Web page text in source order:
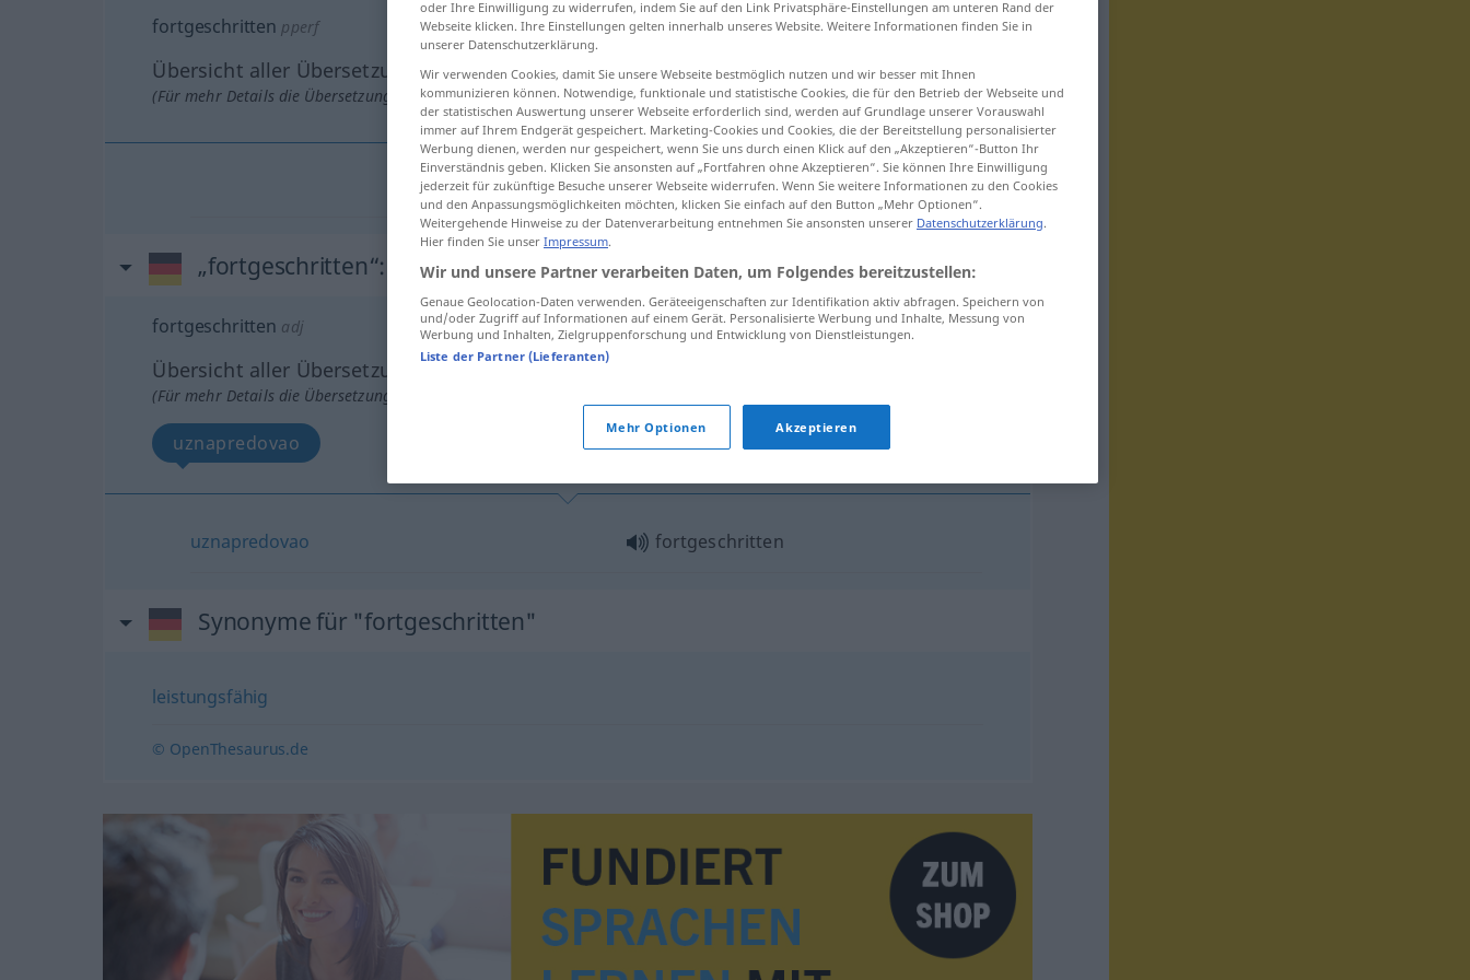
fortgeschritten pperf
Übersicht aller Übersetzungen
(Für mehr Details die Übersetzung anklicken/antippen)
fortgeschritten → siehe „fortschreiten“
„fortgeschritten“: Adjektiv
fortgeschritten adj
Übersicht aller Übersetzungen
(Für mehr Details die Übersetzung anklicken/antippen)
uznapredovao
uznapredovao fortgeschritten
Synonyme für "fortgeschritten"
leistungsfähig
© OpenThesaurus.de
oder Ihre Einwilligung zu widerrufen, indem Sie auf den Link Privatsphäre-Einstellungen am unteren Rand der
Webseite klicken. Ihre Einstellungen gelten innerhalb unseres Website. Weitere Informationen finden Sie in
unserer Datenschutzerklärung.
Wir verwenden Cookies, damit Sie unsere Webseite bestmöglich nutzen und wir besser mit Ihnen
kommunizieren können. Notwendige, funktionale und statistische Cookies, die für den Betrieb der Webseite und
der statistischen Auswertung unserer Webseite erforderlich sind, werden auf Grundlage unserer Vorauswahl
immer auf Ihrem Endgerät gespeichert. Marketing-Cookies und Cookies, die der Bereitstellung personalisierter
Werbung dienen, werden nur gespeichert, wenn Sie uns durch einen Klick auf den „Akzeptieren“-Button Ihr
Einverständnis geben. Klicken Sie ansonsten auf „Fortfahren ohne Akzeptieren“. Sie können Ihre Einwilligung
jederzeit für zukünftige Besuche unserer Webseite widerrufen. Wenn Sie weitere Informationen zu den Cookies
und den Anpassungsmöglichkeiten möchten, klicken Sie einfach auf den Button „Mehr Optionen“.
Weitergehende Hinweise zu der Datenverarbeitung entnehmen Sie ansonsten unserer Datenschutzerklärung.
Hier finden Sie unser Impressum.
Wir und unsere Partner verarbeiten Daten, um Folgendes bereitzustellen:
Genaue Geolocation-Daten verwenden. Geräteeigenschaften zur Identifikation aktiv abfragen. Speichern von
und/oder Zugriff auf Informationen auf einem Gerät. Personalisierte Werbung und Inhalte, Messung von
Werbung und Inhalten, Zielgruppenforschung und Entwicklung von Dienstleistungen.
Liste der Partner (Lieferanten)
Mehr Optionen Akzeptieren